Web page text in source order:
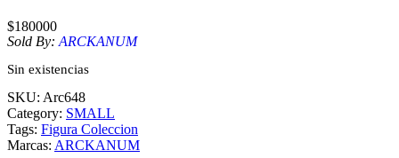
$180000
Sold By: ARCKANUM
Sin existencias
SKU: Arc648
Category: SMALL
Tags: Figura Coleccion
Marcas: ARCKANUM